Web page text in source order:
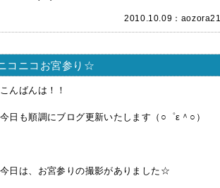
2010.10.09：
コニコお宮参り☆
こんばんは！！
今日も順調にブログ更新いたします（○゜ε＾○）
今日は、お宮参りの撮影がありました☆